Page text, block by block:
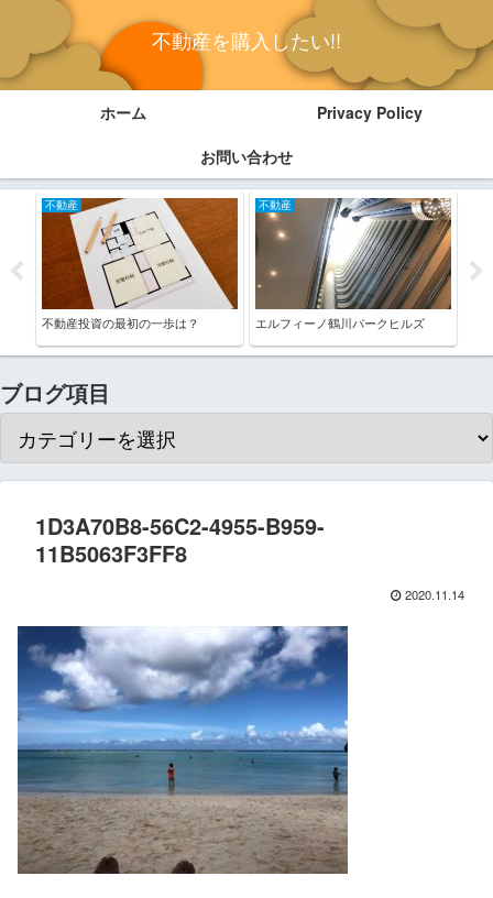
不動産を購入したい!!
ホーム
Privacy Policy
お問い合わせ
不動産
不動産投資の最初の一歩は？
不動産
エルフィーノ鶴川パークヒルズ
ブログ項目
1D3A70B8-56C2-4955-B959-
11B5063F3FF8
2020.11.14